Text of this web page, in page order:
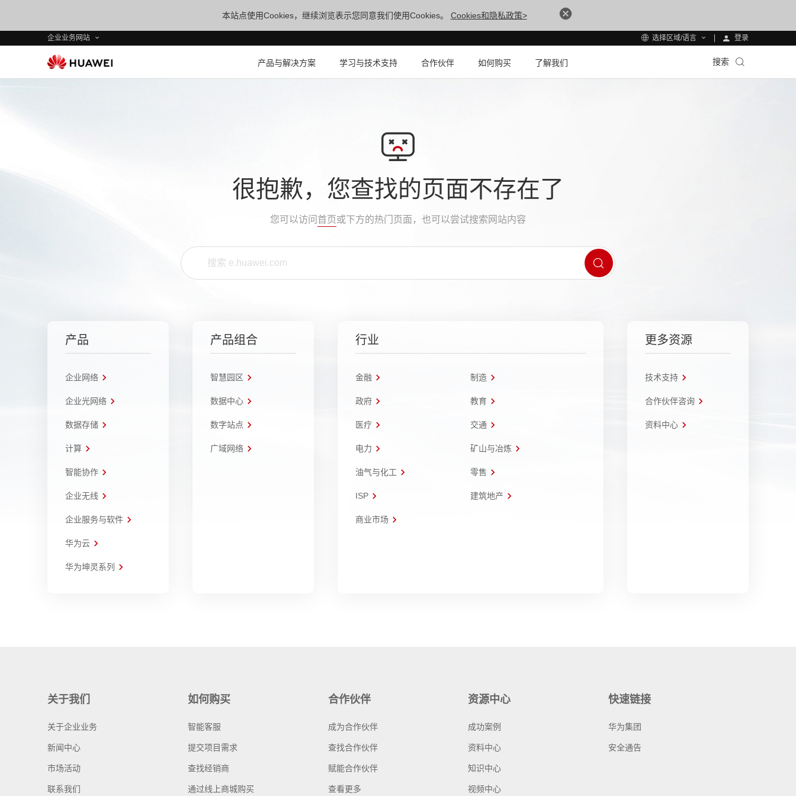
本站点使用Cookies，继续浏览表示您同意我们使用Cookies。 Cookies和隐私政策>
企业业务网站 选择区域/语言 登录
产品与解决方案 学习与技术支持 合作伙伴 如何购买 了解我们 搜索
很抱歉，您查找的页面不存在了
您可以访问 首页或下方的热门页面，也可以尝试搜索网站内容
产品
企业网络
企业光网络
数据存储
计算
智能协作
企业无线
企业服务与软件
华为云
华为坤灵系列
产品组合
智慧园区
数据中心
数字站点
广域网络
行业
金融 制造
政府 教育
医疗 交通
电力 矿山与冶炼
油气与化工 零售
ISP 建筑地产
商业市场
更多资源
技术支持
合作伙伴咨询
资料中心
关于我们
关于企业业务
新闻中心
市场活动
联系我们
如何购买
智能客服
提交项目需求
查找经销商
通过线上商城购买
合作伙伴
成为合作伙伴
查找合作伙伴
赋能合作伙伴
查看更多
资源中心
成功案例
资料中心
知识中心
视频中心
快速链接
华为集团
安全通告